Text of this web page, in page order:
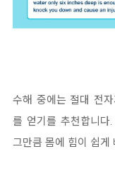
수해 중에는 절대 전
를 얻기를 추천합니다
그만큼 몸에 힘이 쉽게